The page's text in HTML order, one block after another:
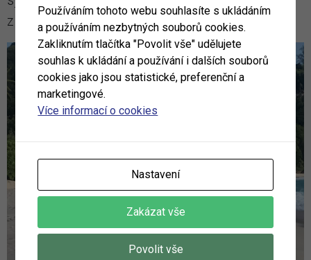
z ostrova Aldabra.
Používáním tohoto webu souhlasíte s ukládáním
a používáním nezbytných souborů cookies.
Zakliknutím tlačítka "Povolit vše" udělujete
souhlas k ukládání a používání i dalších souborů
cookies jako jsou statistické, preferenční a
marketingové.
Více informací o cookies
Nastavení
Zakázat vše
Povolit vše